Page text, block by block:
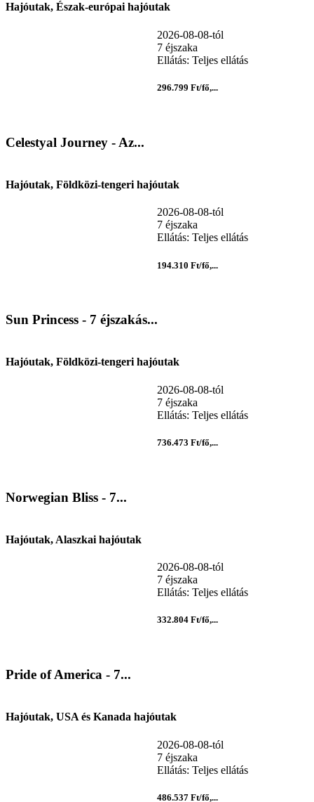
Hajóutak, Észak-európai hajóutak
2026-08-08-tól
7 éjszaka
Ellátás: Teljes ellátás
296.799 Ft/fő,...
Celestyal Journey - Az...
Hajóutak, Földközi-tengeri hajóutak
2026-08-08-tól
7 éjszaka
Ellátás: Teljes ellátás
194.310 Ft/fő,...
Sun Princess - 7 éjszakás...
Hajóutak, Földközi-tengeri hajóutak
2026-08-08-tól
7 éjszaka
Ellátás: Teljes ellátás
736.473 Ft/fő,...
Norwegian Bliss - 7...
Hajóutak, Alaszkai hajóutak
2026-08-08-tól
7 éjszaka
Ellátás: Teljes ellátás
332.804 Ft/fő,...
Pride of America - 7...
Hajóutak, USA és Kanada hajóutak
2026-08-08-tól
7 éjszaka
Ellátás: Teljes ellátás
486.537 Ft/fő,...